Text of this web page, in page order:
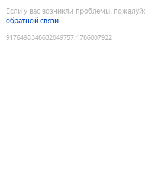
Если у вас возникли проблемы,
обратной связи
9176498348632049757:1786007922